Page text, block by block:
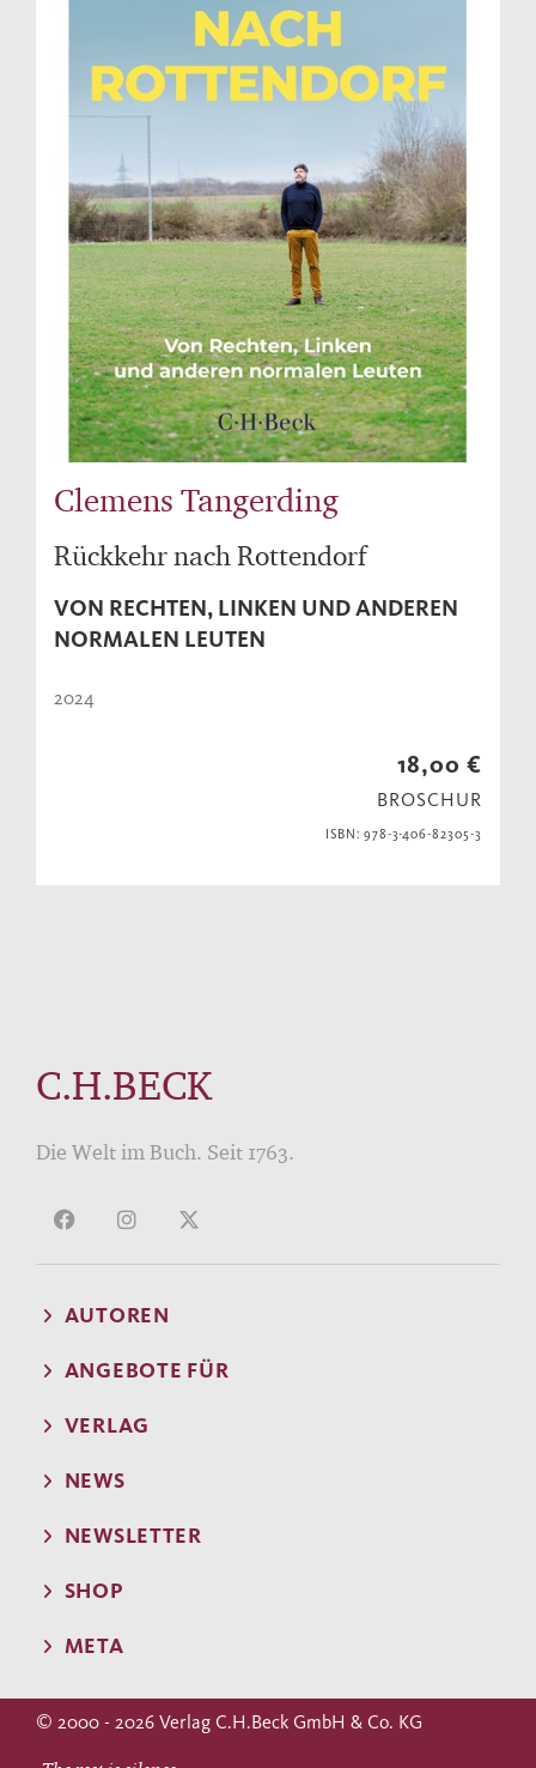
Clemens Tangerding
Rückkehr nach Rottendorf
VON RECHTEN, LINKEN UND ANDEREN
NORMALEN LEUTEN
2024
18,00 €
BROSCHUR
ISBN: 978-3-406-82305-3
C.H.BECK
Die Welt im Buch. Seit 1763.
AUTOREN
ANGEBOTE FÜR
VERLAG
NEWS
NEWSLETTER
SHOP
META
© 2000 - 2026 Verlag C.H.Beck GmbH & Co. KG